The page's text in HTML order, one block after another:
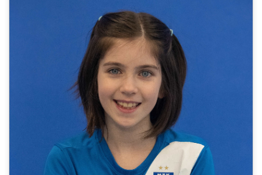
EGYESÜLET
KAPCSOLAT
NYITÓLAP
HÍREK
CSAPAT
MÉRKŐZÉSEK
JELENTKEZÉS
KLUB